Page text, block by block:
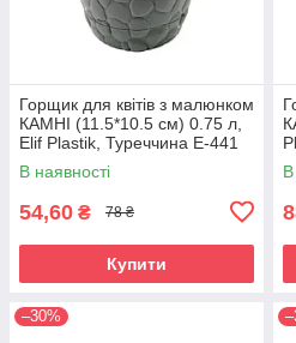
Горщик для квітів з малюнком
КАМНІ (11.5*10.5 см) 0.75 л,
Elif Plastik, Туреччина Е-441
В наявності
54,60 ₴ 78 ₴
Купити
В
–30%